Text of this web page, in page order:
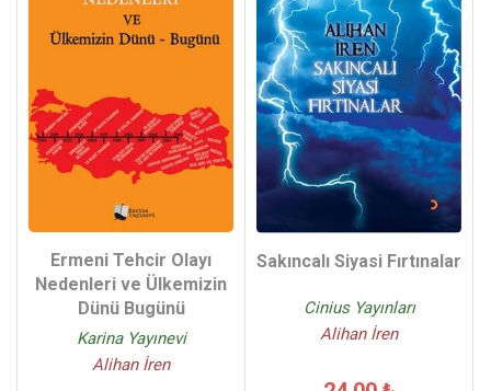
Ermeni Tehcir Olayı
Nedenleri ve Ülkemizin
Dünü Bugünü
Karina Yayınevi
Alihan İren
Sakıncalı Siyasi Fırtınalar
Cinius Yayınları
Alihan İren